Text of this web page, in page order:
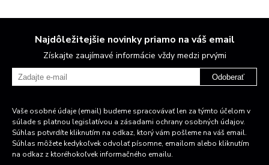
Najdôležitejšie novinky priamo na váš email
Získajte zaujímavé informácie vždy medzi prvými
Odoberať
Vaše osobné údaje (email) budeme spracovávať len za týmto účelom v
súlade s platnou legislatívou a zásadami ochrany osobných údajov.
Súhlas potvrdíte kliknutím na odkaz, ktorý vám pošleme na váš email.
Súhlas môžete kedykoľvek odvolať písomne, emailom alebo kliknutím
na odkaz z ktoréhokoľvek informačného emailu.